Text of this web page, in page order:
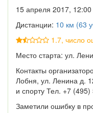
15 апреля 2017, 12:00
Дистанции: 10 км (63
1.7, число
Место старта: ул.
Контакты
Лобня, ул. Ленина д.
и спорту Тел. +7
Заметили ошибку в